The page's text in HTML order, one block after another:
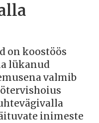
on koostöös
lükanud
valmib
inimeste